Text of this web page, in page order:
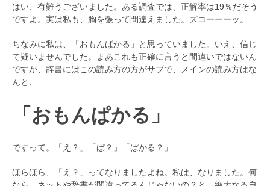
はい、有難うございました。ある調査では、正解率は19％だそう
ですよ。実は私も、胸を張って間違えました。ズコーーーッ。
ちなみに私は、「おもんばかる」と思っていました。いえ、信じ
て疑いませんでした。まあこれも正確に言うと間違いではないん
ですが、辞書にはこの読み方の方がサブで、メインの読み方はな
んと、
「おもんぱかる」
ですって。「え？」「ぱ？」「ぱかる？」
ほらほら、「え？」ってなりましたよね。私は、なりました。何